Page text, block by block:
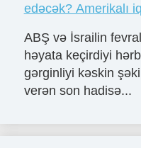
edəcək? Amerikalı
ABŞ və İsrailin
həyata keçirdiyi
gərginliyi kəskin
verən son hadisə...